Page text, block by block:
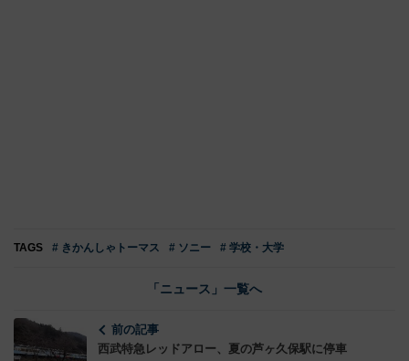
TAGS # きかんしゃトーマス # ソニー # 学校・大学
「ニュース」一覧へ
前の記事
西武特急レッドアロー、夏の芦ヶ久保駅に停車